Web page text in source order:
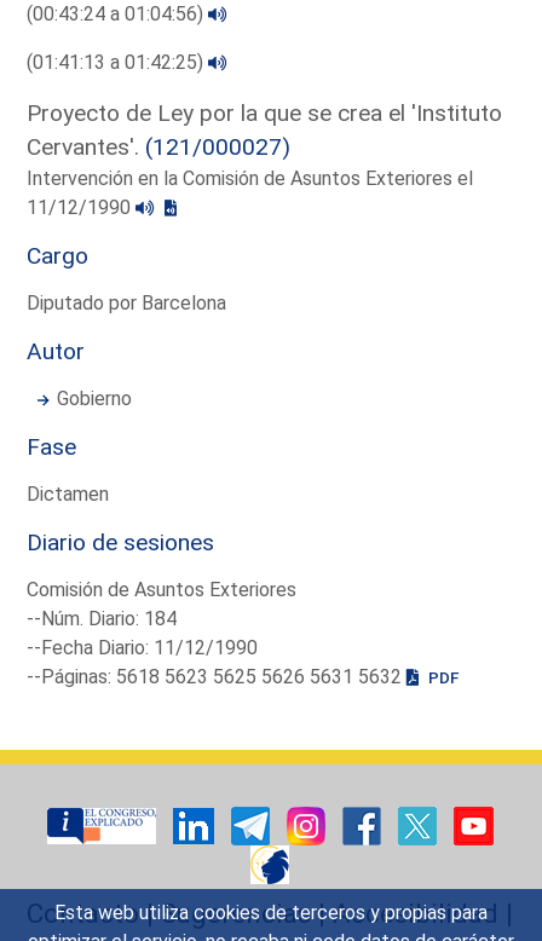
Esta web utiliza cookies de terceros y propias para
(00:43:24 a 01:04:56)
(01:41:13 a 01:42:25)
Proyecto de Ley por la que se crea el 'Instituto
Cervantes'. (121/000027)
Intervención en la Comisión de Asuntos Exteriores el
11/12/1990
Cargo
Diputado por Barcelona
Autor
Gobierno
Fase
Dictamen
Diario de sesiones
Comisión de Asuntos Exteriores
--Núm. Diario: 184
--Fecha Diario: 11/12/1990
--Páginas: 5618 5623 5625 5626 5631 5632
PDF
Contacto|Sugerencias|Accesibilidad |